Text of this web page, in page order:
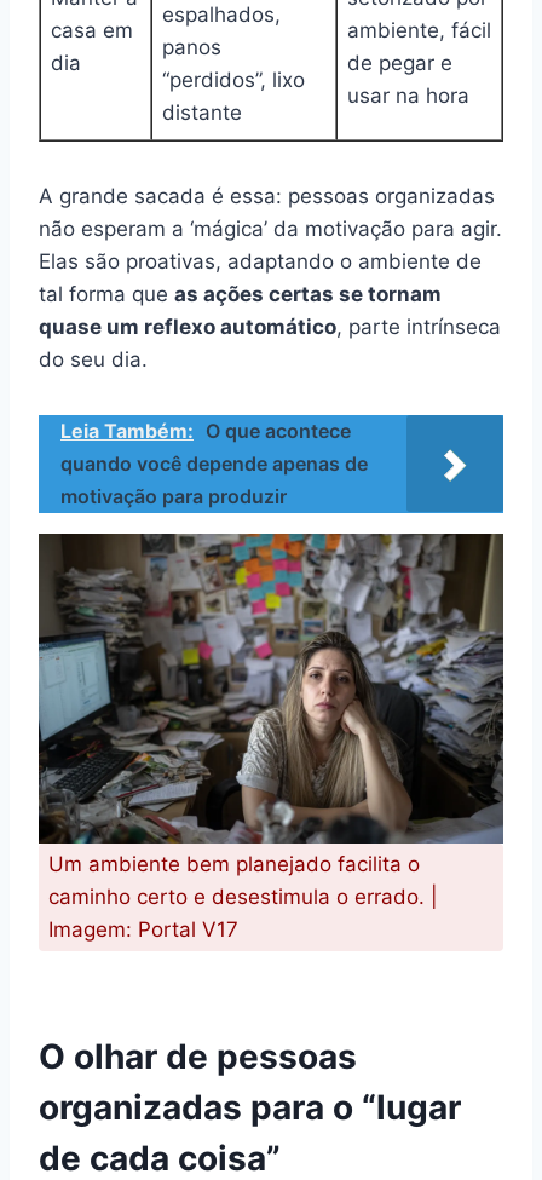
casa em
dia
espalhados,
panos
“perdidos”, lixo
distante
ambiente, fácil
de pegar e
usar na hora
A grande sacada é essa: pessoas organizadas
não esperam a ‘mágica’ da motivação para agir.
Elas são proativas, adaptando o ambiente de
tal forma que as ações certas se tornam
quase um reflexo automático, parte intrínseca
do seu dia.
Leia Também: O que acontece
quando você depende apenas de
motivação para produzir
Um ambiente bem planejado facilita o
caminho certo e desestimula o errado. |
Imagem: Portal V17
O olhar de pessoas
organizadas para o “lugar
de cada coisa”